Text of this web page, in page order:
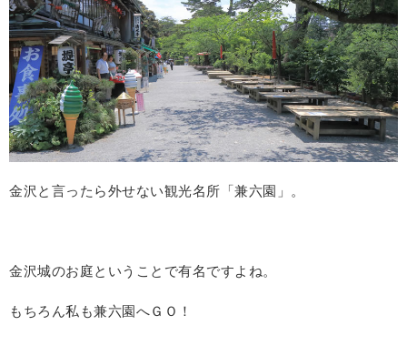
金沢と言ったら外せない観光名所「兼六園」。
金沢城のお庭ということで有名ですよね。
もちろん私も兼六園へＧＯ！